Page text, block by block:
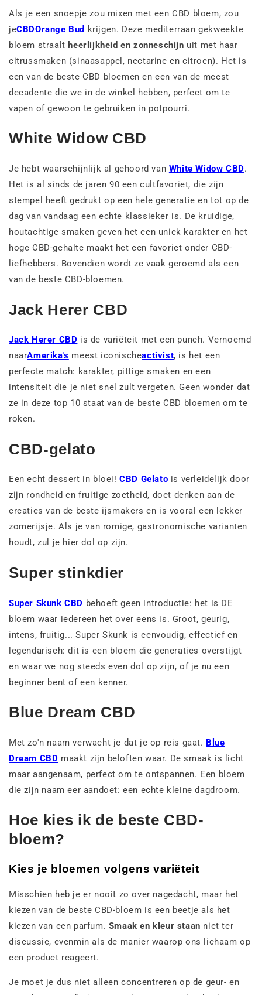
Als je een snoepje zou mixen met een CBD bloem, zou
jeCBDOrange Bud krijgen. Deze mediterraan gekweekte
bloem straalt heerlijkheid en zonneschijn uit met haar
citrussmaken (sinaasappel, nectarine en citroen). Het is
een van de beste CBD bloemen en een van de meest
decadente die we in de winkel hebben, perfect om te
vapen of gewoon te gebruiken in potpourri.
White Widow CBD
Je hebt waarschijnlijk al gehoord van White Widow CBD.
Het is al sinds de jaren 90 een cultfavoriet, die zijn
stempel heeft gedrukt op een hele generatie en tot op de
dag van vandaag een echte klassieker is. De kruidige,
houtachtige smaken geven het een uniek karakter en het
hoge CBD-gehalte maakt het een favoriet onder CBD-
liefhebbers. Bovendien wordt ze vaak geroemd als een
van de beste CBD-bloemen.
Jack Herer CBD
Jack Herer CBD is de variëteit met een punch. Vernoemd
naarAmerika's meest iconischeactivist, is het een
perfecte match: karakter, pittige smaken en een
intensiteit die je niet snel zult vergeten. Geen wonder dat
ze in deze top 10 staat van de beste CBD bloemen om te
roken.
CBD-gelato
Een echt dessert in bloei!CBD Gelato is verleidelijk door
zijn rondheid en fruitige zoetheid, doet denken aan de
creaties van de beste ijsmakers en is vooral een lekker
zomerijsje. Als je van romige, gastronomische varianten
houdt, zul je hier dol op zijn.
Super stinkdier
Super Skunk CBD behoeft geen introductie: het is DE
bloem waar iedereen het over eens is. Groot, geurig,
intens, fruitig... Super Skunk is eenvoudig, effectief en
legendarisch: dit is een bloem die generaties overstijgt
en waar we nog steeds even dol op zijn, of je nu een
beginner bent of een kenner.
Blue Dream CBD
Met zo'n naam verwacht je dat je op reis gaat. Blue
Dream CBD maakt zijn beloften waar. De smaak is licht
maar aangenaam, perfect om te ontspannen. Een bloem
die zijn naam eer aandoet: een echte kleine dagdroom.
Hoe kies ik de beste CBD-
bloem?
Kies je bloemen volgens variëteit
Misschien heb je er nooit zo over nagedacht, maar het
kiezen van de beste CBD-bloem is een beetje als het
kiezen van een parfum. Smaak en kleur staan niet ter
discussie, evenmin als de manier waarop ons lichaam op
een product reageert.
Je moet je dus niet alleen concentreren op de geur- en